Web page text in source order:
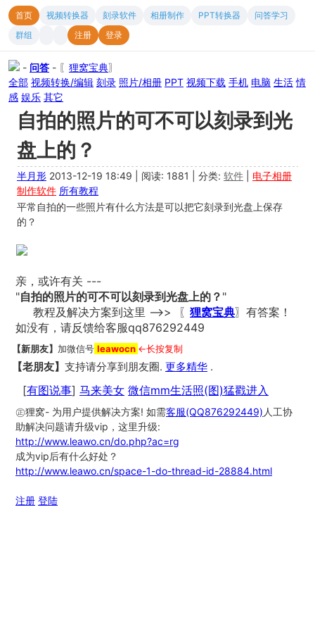
首页 视频转换器 刻录软件 相册制作 PPT转换器
问答学习
群组
注册 登录
- 问答 - 〖 狸窝宝典〗
全部 视频转换/编辑 刻录 照片/相册 PPT 视频下载 手机 电脑 生活 情
感 娱乐 其它
自拍的照片的可不可以刻录到光
盘上的？
半月形 2013-12-19 18:49 阅读: 1881 分类: 软件
电子相册
制作软件 所有教程
平常自拍的一些照片有什么方法是可以把它刻录到光盘上保存
的？
亲，或许有关 ---
"自拍的照片的可不可以刻录到光盘上的？ "
教程及解决方案到这里 -->> 〖 狸窝宝典〗有答案！
如没有，请反馈给客服qq876292449
【新朋友】 加微信号 leawocn ←长按复制
【老朋友】 支持请分享到朋友圈. 更多精华 .
[有图说事] 马来美女 微信mm生活照(图)猛戳进入
㊣狸窝- 为用户提供解决方案! 如需客服(QQ876292449) 人工协
助解决问题请升级vip，这里升级:
http://www.leawo.cn/do.php?ac=rg
成为vip后有什么好处？
http://www.leawo.cn/space-1-do-thread-id-28884.html
注册 登陆